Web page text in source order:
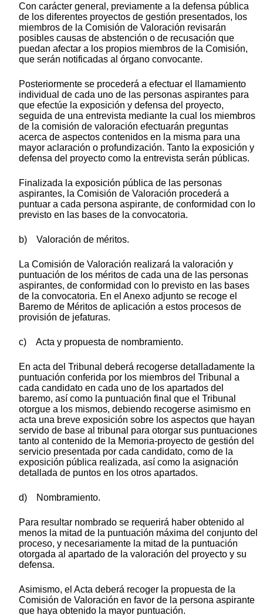
Con carácter general, previamente a la defensa pública
de los diferentes proyectos de gestión presentados, los
miembros de la Comisión de Valoración revisarán
posibles causas de abstención o de recusación que
puedan afectar a los propios miembros de la Comisión,
que serán notificadas al órgano convocante.
Posteriormente se procederá a efectuar el llamamiento
individual de cada uno de las personas aspirantes para
que efectúe la exposición y defensa del proyecto,
seguida de una entrevista mediante la cual los miembros
de la comisión de valoración efectuarán preguntas
acerca de aspectos contenidos en la misma para una
mayor aclaración o profundización. Tanto la exposición y
defensa del proyecto como la entrevista serán públicas.
Finalizada la exposición pública de las personas
aspirantes, la Comisión de Valoración procederá a
puntuar a cada persona aspirante, de conformidad con lo
previsto en las bases de la convocatoria.
b) Valoración de méritos.
La Comisión de Valoración realizará la valoración y
puntuación de los méritos de cada una de las personas
aspirantes, de conformidad con lo previsto en las bases
de la convocatoria. En el Anexo adjunto se recoge el
Baremo de Méritos de aplicación a estos procesos de
provisión de jefaturas.
c) Acta y propuesta de nombramiento.
En acta del Tribunal deberá recogerse detalladamente la
puntuación conferida por los miembros del Tribunal a
cada candidato en cada uno de los apartados del
baremo, así como la puntuación final que el Tribunal
otorgue a los mismos, debiendo recogerse asimismo en
acta una breve exposición sobre los aspectos que hayan
servido de base al tribunal para otorgar sus puntuaciones
tanto al contenido de la Memoria-proyecto de gestión del
servicio presentada por cada candidato, como de la
exposición pública realizada, así como la asignación
detallada de puntos en los otros apartados.
d) Nombramiento.
Para resultar nombrado se requerirá haber obtenido al
menos la mitad de la puntuación máxima del conjunto del
proceso, y necesariamente la mitad de la puntuación
otorgada al apartado de la valoración del proyecto y su
defensa.
Asimismo, el Acta deberá recoger la propuesta de la
Comisión de Valoración en favor de la persona aspirante
que haya obtenido la mayor puntuación.